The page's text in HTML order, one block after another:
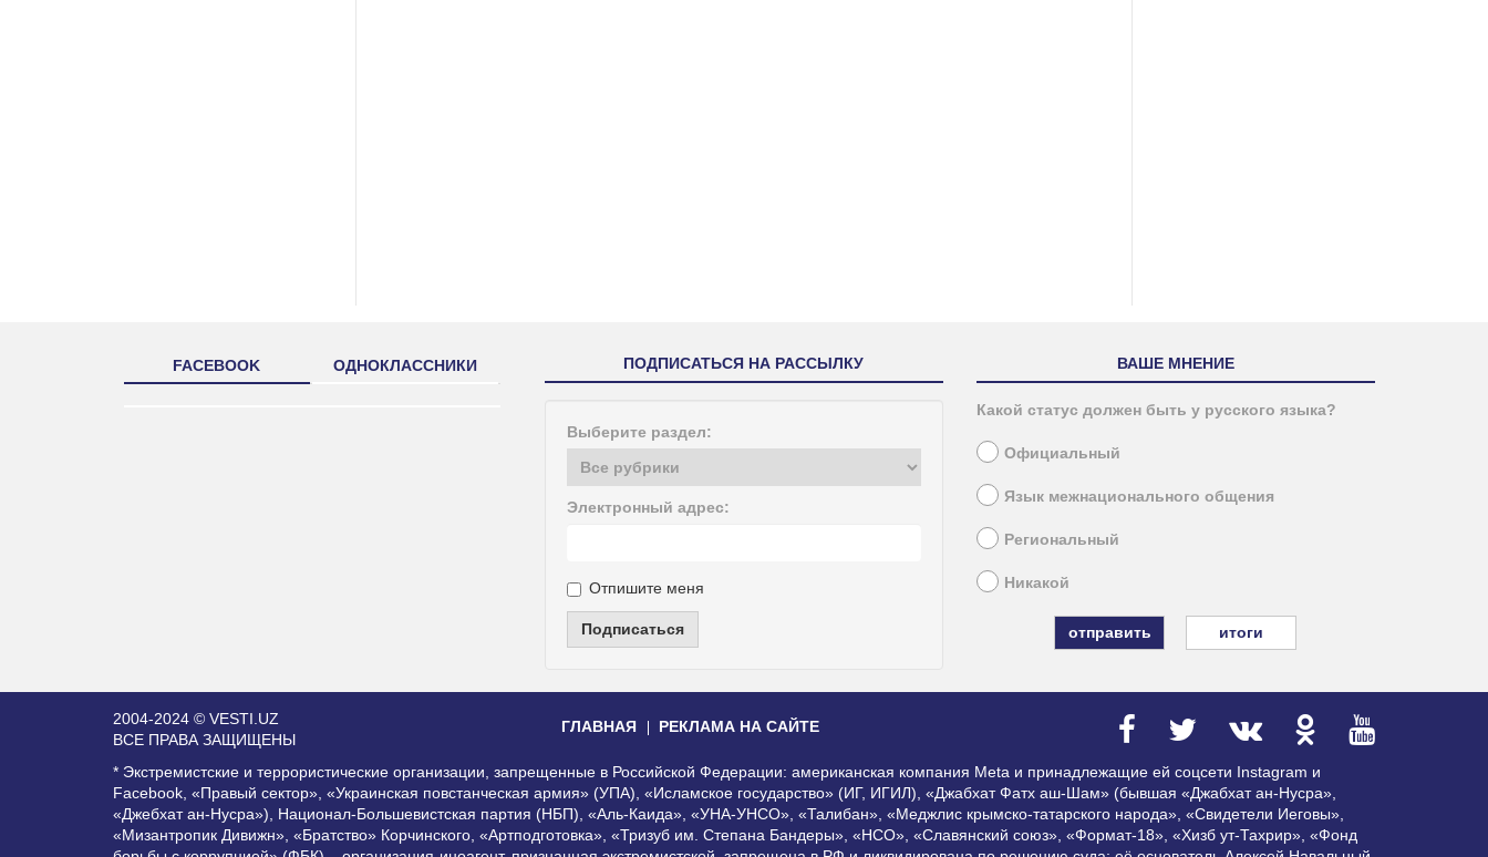
FACEBOOK ОДНОКЛАССНИКИ ПОДПИСАТЬСЯ НА РАССЫЛКУ
Выберите раздел:
Электронный адрес:
Отпишите меня
Подписаться
ВАШЕ МНЕНИЕ
Какой статус должен быть у русского языка?
Официальный
Язык межнационального общения
Региональный
Никакой
итоги
2004-2024 © VESTI.UZ
ВСЕ ПРАВА ЗАЩИЩЕНЫ
ГЛАВНАЯ РЕКЛАМА НА САЙТЕ
* Экстремистские и террористические организации, запрещенные в Российской Федерации: американская компания Meta и принадлежащие ей соцсети Instagram и
Facebook, «Правый сектор», «Украинская повстанческая армия» (УПА), «Исламское государство» (ИГ, ИГИЛ), «Джабхат Фатх аш-Шам» (бывшая «Джабхат ан-Нусра»,
«Джебхат ан-Нусра»), Национал-Большевистская партия (НБП), «Аль-Каида», «УНА-УНСО», «Талибан», «Меджлис крымско-татарского народа», «Свидетели Иеговы»,
«Мизантропик Дивижн», «Братство» Корчинского, «Артподготовка», «Тризуб им. Степана Бандеры», «НСО», «Славянский союз», «Формат-18», «Хизб ут-Тахрир», «Фонд